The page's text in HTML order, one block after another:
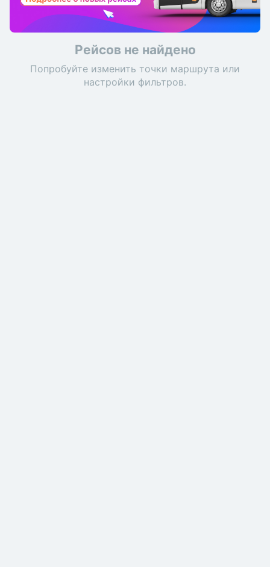
Рейсов не найдено
Попробуйте изменить точки маршрута или
настройки фильтров.